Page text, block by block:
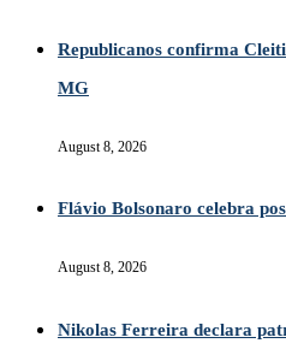
Republicanos confirma
MG
August 8, 2026
Flávio Bolsonaro celebra
August 8, 2026
Nikolas Ferreira declara